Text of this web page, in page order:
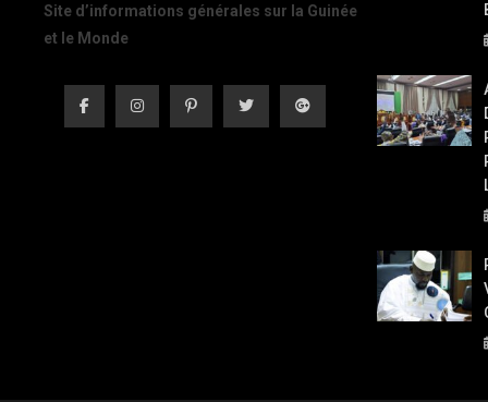
Site d’informations générales sur la Guinée
et le Monde